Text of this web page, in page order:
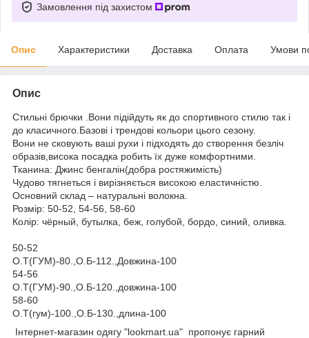
Замовлення під захистом
Опис Характеристики Доставка Оплата Умови
Опис
Стильні брючки .Вони підійдуть як до спортивного стилю так і
до класичного.Базові і трендові кольори цього сезону.
Вони не сковують ваші рухи і підходять до створення безліч
образів,висока посадка робить їх дуже комфортними.
Тканина: Джинс бенгалін(добра ростяжимість)
Чудово тягнеться і вирізняється високою еластичністю.
Основний склад – натуральні волокна.
Розмір: 50-52, 54-56, 58-60
Колір: чёрный, бутылка, беж, голубой, бордо, синий, оливка.
50-52
О.Т(ГУМ)-80.,О.Б-112.,Довжина-100
54-56
О.Т(ГУМ)-90.,О.Б-120.,довжина-100
58-60
О.Т(гум)-100.,О.Б-130.,длина-100
Інтернет-магазин одягу "lookmart.ua" пропонує гарний